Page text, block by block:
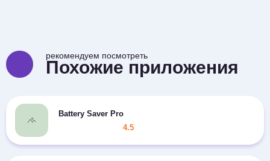
рекомендуем посмотреть
Похожие приложения
Battery Saver Pro
4.5